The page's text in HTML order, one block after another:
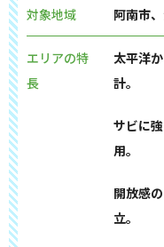
対象地域 阿南市
エリアの特
長
太平洋
計。
サビに
用。
開放感
立。